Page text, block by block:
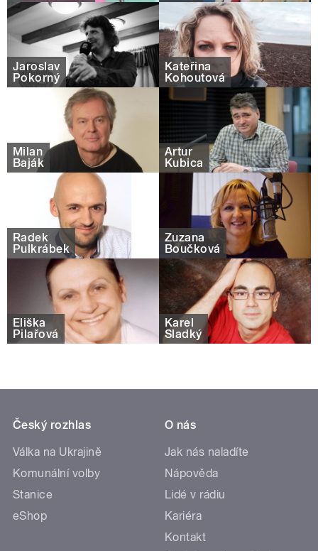
Jaroslav
Pokorný
Kateřina
Kohoutová
Milan
Baják
Artur
Kubica
Radek
Pulkrábek
Zuzana
Boučková
Eliška
Pilařová
Karel
Sladký
Český rozhlas
Válka na Ukrajině
Komunální volby
Stanice
eShop
O nás
Jak nás naladíte
Nápověda
Lidé v rádiu
Kariéra
Kontakt